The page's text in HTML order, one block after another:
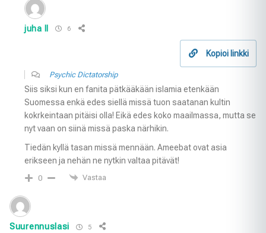
juha II 6
Kopioi linkki
Psychic Dictatorship
Siis siksi kun en fanita pätkääkään islamia etenkään
Suomessa enkä edes siellä missä tuon saatanan kultin
kokrkeintaan pitäisi olla! Eikä edes koko maailmassa, mutta se
nyt vaan on siinä missä paska närhikin.
Tiedän kyllä tasan missä mennään. Ameebat ovat asia
erikseen ja nehän ne nytkin valtaa pitävät!
0 Vastaa
Suurennuslasi 5